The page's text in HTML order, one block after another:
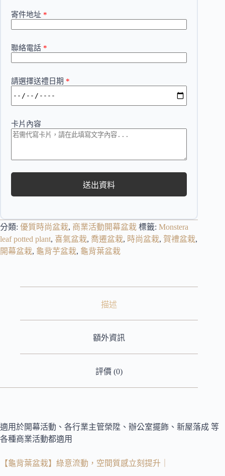
寄件地址 *
聯絡電話 *
請選擇送禮日期 *
卡片內容
送出資料
分類: 優質時尚盆栽, 商業活動開幕盆栽 標籤: Monstera
leaf potted plant, 喜氣盆栽, 喬遷盆栽, 時尚盆栽, 賀禮盆栽,
開幕盆栽, 龜背芋盆栽, 龜背葉盆栽
描述
額外資訊
評價 (0)
適用於開幕活動、各行業主管榮陞、辦公室擺飾、新屋落成 等
各種商業活動都適用
【龜背葉盆栽】綠意流動，空間質感立刻提升｜